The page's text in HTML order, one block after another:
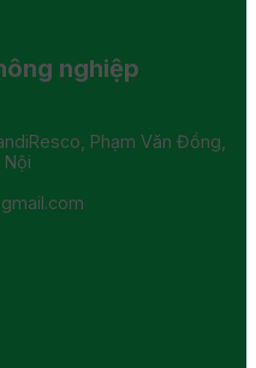
nghiệp
Phạm Văn Đồng,